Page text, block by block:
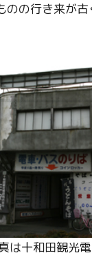
のの行き来が
十和田観光